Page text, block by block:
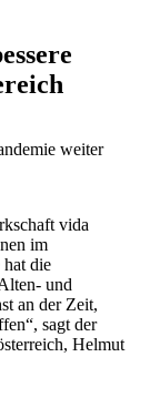
weiter
vida
im
hat die
und
an der Zeit,
sagt der
Helmut